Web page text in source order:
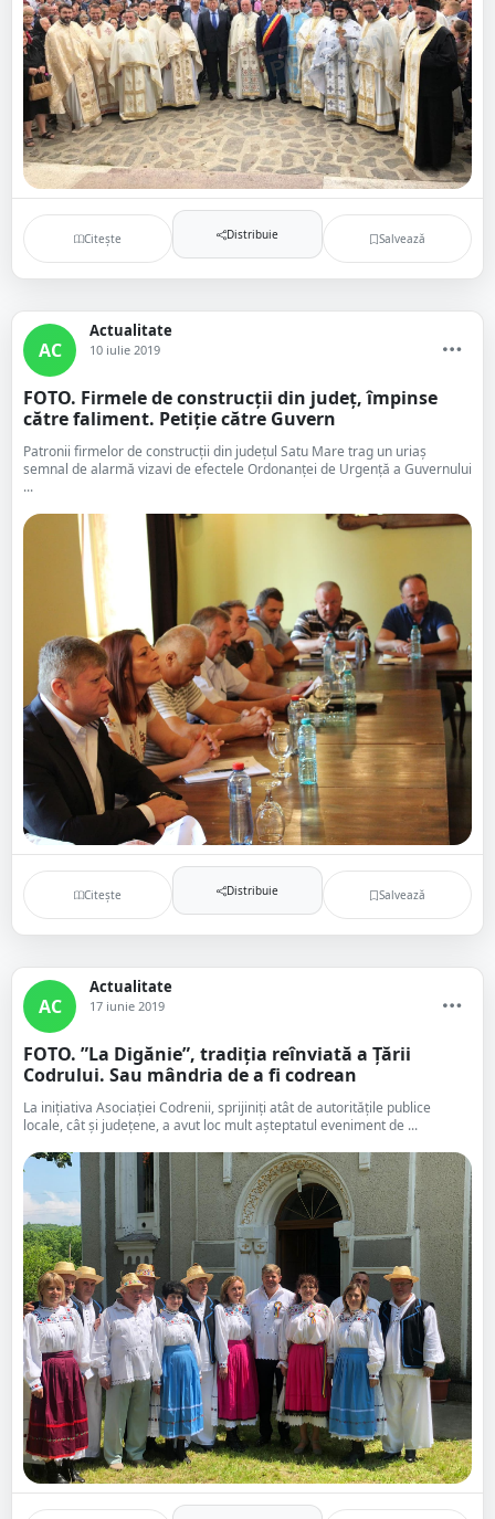
Citește Distribuie Salvează
AC
Actualitate
10 iulie 2019
FOTO. Firmele de construcții din județ, împinse
către faliment. Petiție către Guvern
Patronii firmelor de construcții din județul Satu Mare trag un uriaș
semnal de alarmă vizavi de efectele Ordonanței de Urgență a Guvernului
...
Citește Distribuie Salvează
AC
Actualitate
17 iunie 2019
FOTO. ”La Digănie”, tradiția reînviată a Țării
Codrului. Sau mândria de a fi codrean
La inițiativa Asociației Codrenii, sprijiniți atât de autoritățile publice
locale, cât şi județene, a avut loc mult aşteptatul eveniment de ...